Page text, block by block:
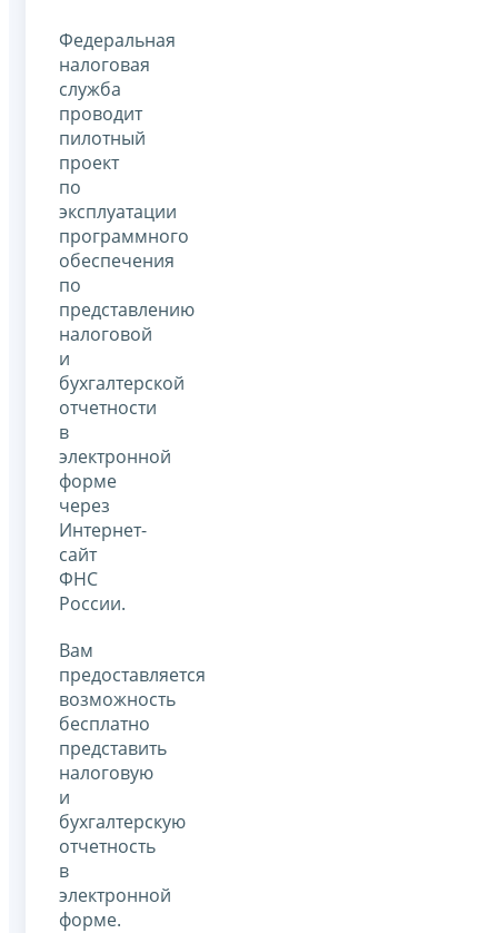
Федеральная
налоговая
служба
проводит
пилотный
проект
по
эксплуатации
программного
обеспечения
по
представлению
налоговой
и
бухгалтерской
отчетности
в
электронной
форме
через
Интернет-
сайт
ФНС
России.
Вам
предоставляется
возможность
бесплатно
представить
налоговую
и
бухгалтерскую
отчетность
в
электронной
форме.